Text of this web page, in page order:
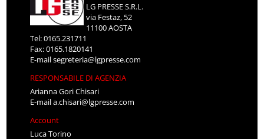
LG PRESSE S.R.L.
via Festaz, 52
11100 AOSTA
Tel: 0165.231711
Fax: 0165.1820141
E-mailsegreteria@lgpresse.com
RESPONSABILE DI AGENZIA
Arianna Gori Chisari
E-maila.chisari@lgpresse.com
Account
Luca Torino